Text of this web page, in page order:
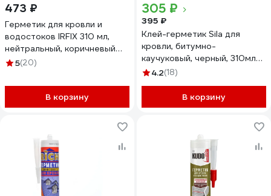
473 ₽
Герметик для кровли и
водостоков IRFIX 310 мл,
нейтральный, коричневый
20055
5(20)
В корзину
305 ₽
395 ₽
Клей-герметик Sila для
кровли, битумно-
каучуковый, черный, 310мл
SSBBRK280
4.2(18)
В корзину